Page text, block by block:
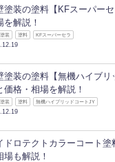
塗装の塗料【KFスーパー
を解説！
装 塗料 KFスーパーセラ
塗装の塗料【無機ハイブ
価格・相場を解説！
装 塗料 無機ハイブリッドコートJY
ドロテクトカラーコート塗
場も解説！